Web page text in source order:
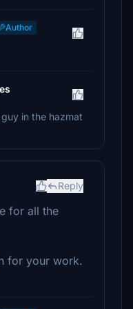
Author
in the hazmat
Reply
for all the
for your work.